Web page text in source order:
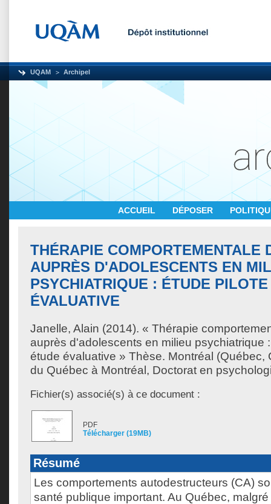
UQAM Archipel
ACCUEIL DÉPOSER
THÉRAPIE COMPORTEMENTALE
AUPRÈS D'ADOLESCENTS EN
PSYCHIATRIQUE : ÉTUDE
ÉVALUATIVE
Janelle, Alain (2014). « Thérapie
auprès d'adolescents en milieu psychiatrique
étude évaluative » Thèse. Montréal (Québec,
du Québec à Montréal, Doctorat en
Fichier(s) associé(s) à ce document :
PDF
Télécharger (19MB)
Résumé
Les comportements autodestructeurs (CA)
santé publique important. Au Québec,